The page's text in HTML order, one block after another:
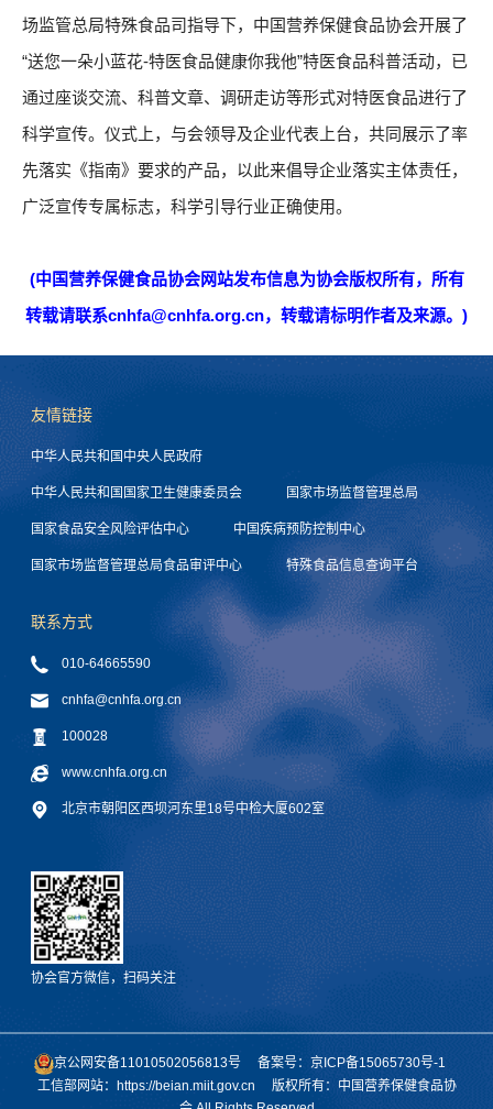
场监管总局特殊食品司指导下，中国营养保健食品协会开展了
“送您一朵小蓝花-特医食品健康你我他”特医食品科普活动，已
通过座谈交流、科普文章、调研走访等形式对特医食品进行了
科学宣传。仪式上，与会领导及企业代表上台，共同展示了率
先落实《指南》要求的产品，以此来倡导企业落实主体责任，
广泛宣传专属标志，科学引导行业正确使用。
(中国营养保健食品协会网站发布信息为协会版权所有，所有
转载请联系cnhfa@cnhfa.org.cn，转载请标明作者及来源。)
友情链接
中华人民共和国中央人民政府
中华人民共和国国家卫生健康委员会 国家市场监督管理总局
国家食品安全风险评估中心 中国疾病预防控制中心
国家市场监督管理总局食品审评中心 特殊食品信息查询平台
联系方式
010-64665590
cnhfa@cnhfa.org.cn
100028
www.cnhfa.org.cn
北京市朝阳区西坝河东里18号中检大厦602室
协会官方微信，扫码关注
京公网安备11010502056813号
备案号：京ICP备15065730号-1
工信部网站：https://beian.miit.gov.cn
版权所有：中国营养保健食品协